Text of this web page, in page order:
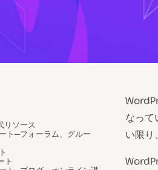
リソース
ト─フォーラム、グルー
ト
なって
い限り